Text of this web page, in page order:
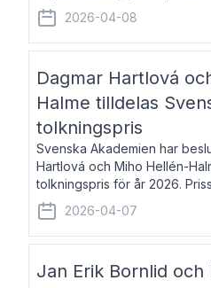
född 1978, är journalist och
numera i Paris men var under
2026-04-08
Dagmar Hartlová
Halme tilldelas
tolkningspris
Svenska Akademien har
Hartlová och Miho Hellén-
tolkningspris för år 2026.
kronor var. Dagmar Hartlová,
huvudsakligen från svenska
2026-04-07
Jan Erik Bornlid